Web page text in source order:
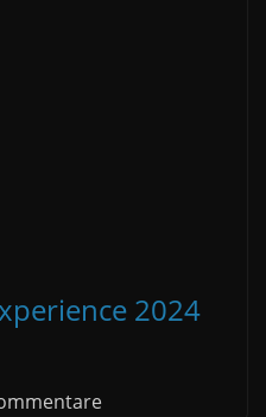
2024